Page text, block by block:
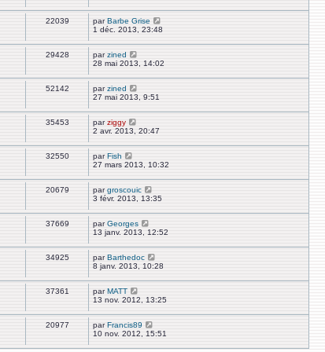
22039 parBarbe Grise
1 déc. 2013, 23:48
29428 parzined
28 mai 2013, 14:02
52142 parzined
27 mai 2013, 9:51
35453 parziggy
2 avr. 2013, 20:47
32550 parFish
27 mars 2013, 10:32
20679 pargroscouic
3 févr. 2013, 13:35
37669 parGeorges
13 janv. 2013, 12:52
34925 parBarthedoc
8 janv. 2013, 10:28
37361 parMATT
13 nov. 2012, 13:25
20977 parFrancis89
10 nov. 2012, 15:51